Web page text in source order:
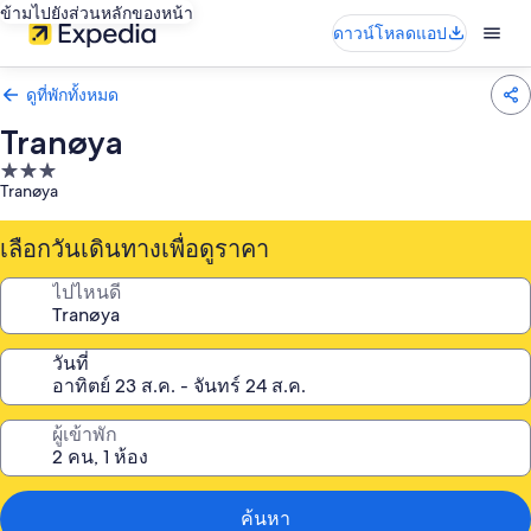
ข้ามไปยังส่วนหลักของหน้า
ดาวน์โหลดแอป
ดูที่พักทั้งหมด
Tranøya
ที่พัก
3.0
Tranøya
เลือกวันเดินทางเพื่อดูราคา
ไปไหนดี
วันที่
ผู้เข้าพัก
ค้นหา